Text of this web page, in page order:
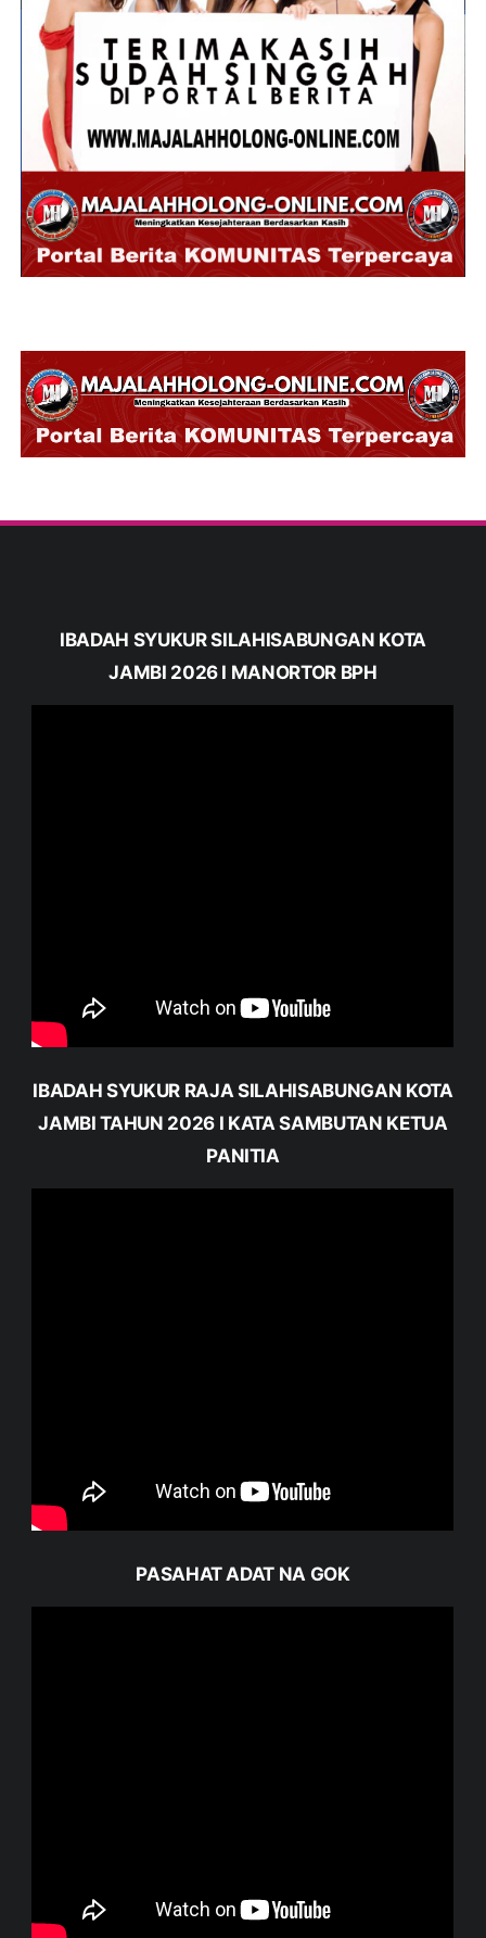
IBADAH SYUKUR SILAHISABUNGAN KOTA
JAMBI 2026 I MANORTOR BPH
IBADAH SYUKUR RAJA SILAHISABUNGAN KOTA
JAMBI TAHUN 2026 I KATA SAMBUTAN KETUA
PANITIA
PASAHAT ADAT NA GOK